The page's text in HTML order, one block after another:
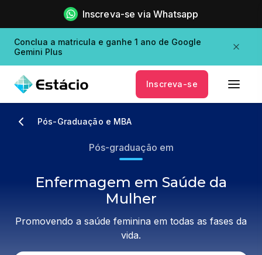
Inscreva-se via Whatsapp
Conclua a matricula e ganhe 1 ano de Google
Gemini Plus
Inscreva-se
Pós-Graduação e MBA
Pós-graduação em
Enfermagem em Saúde da
Mulher
Promovendo a saúde feminina em todas as fases da
vida.